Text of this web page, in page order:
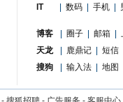
IT
数码 手机
博客 圈子 邮箱
天龙
鹿鼎记
短信
搜狗
输入法 地图